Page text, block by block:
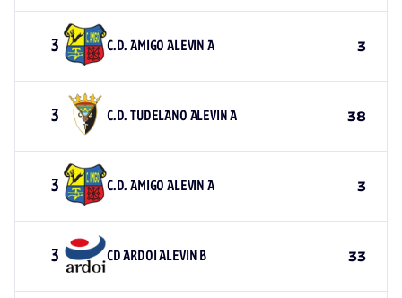
3 C.D. AMIGO ALEVIN A 3
3 C.D. TUDELANO ALEVIN A 38
3 C.D. AMIGO ALEVIN A 3
3 CD ARDOI ALEVIN B 33